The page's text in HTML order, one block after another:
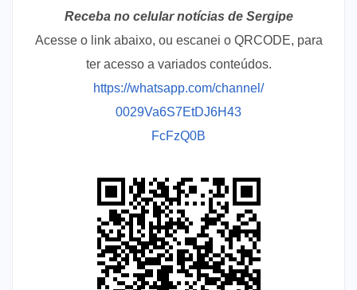
Receba no celular notícias de Sergipe
Acesse o link abaixo, ou escanei o QRCODE, para
ter acesso a variados conteúdos.
https://whatsapp.com/channel/
0029Va6S7EtDJ6H43
FcFzQ0B